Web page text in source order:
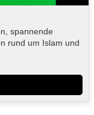
spannende
rund um Islam und